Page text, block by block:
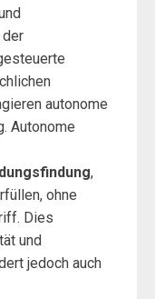
autonome
Autonome
,
ohne
Dies
und
jedoch auch